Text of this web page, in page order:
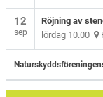
12
sep
Röjning av
lördag 10.00